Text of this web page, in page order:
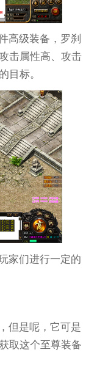
高级装备，罗刹
击属性高、攻击
目标。
家们进行一定的
但是呢，它可是
取这个至尊装备